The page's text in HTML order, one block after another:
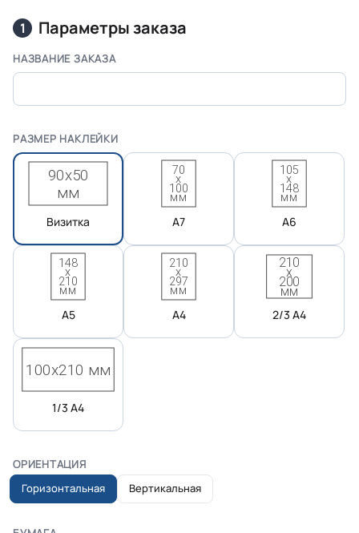
1 Параметры заказа
НАЗВАНИЕ ЗАКАЗА
РАЗМЕР НАКЛЕЙКИ
Визитка А7 А6
А5 А4 2/3 А4
1/3 А4
ОРИЕНТАЦИЯ
Горизонтальная
Вертикальная